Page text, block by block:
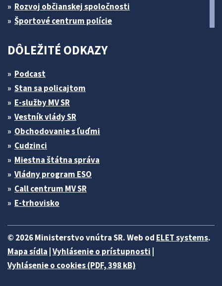
Rozvoj občianskej spoločnosti
Športové centrum polície
DÔLEŽITÉ ODKAZY
Podcast
Stan sa policajtom
E-služby MV SR
Vestník vlády SR
Obchodovanie s ľuďmi
Cudzinci
Miestna štátna správa
Vládny program ESO
Call centrum MV SR
E-trhovisko
© 2026 Ministerstvo vnútra SR. Web od ELET systems.
Mapa sídla |Vyhlásenie o prístupnosti |
Vyhlásenie o cookies (PDF, 398 kB)